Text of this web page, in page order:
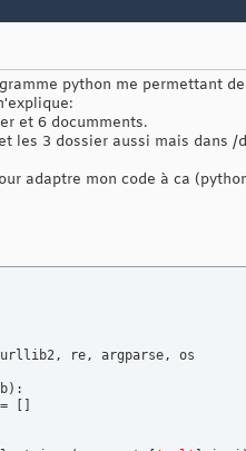
python me permettant
et 6 documments.
les 3 dossier aussi mais dans
adaptre mon code à ca
re, argparse, os
) :